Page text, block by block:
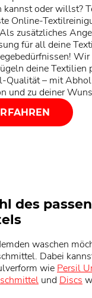
kannst oder willst?
Online-
zusätzliches
für all deine
Wir
deine Textilien
Qualität – mit
und zu deiner
des
waschen
Dabei
wie Persil
und Discs